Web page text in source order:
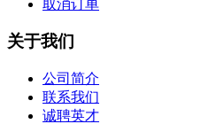
取消订单
关于我们
公司简介
联系我们
诚聘英才